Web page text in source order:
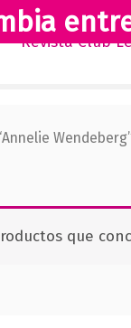
Revista Club
que